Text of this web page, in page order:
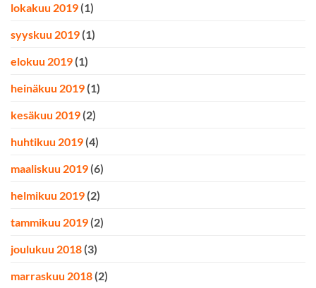
lokakuu 2019 (1)
syyskuu 2019 (1)
elokuu 2019 (1)
heinäkuu 2019 (1)
kesäkuu 2019 (2)
huhtikuu 2019 (4)
maaliskuu 2019 (6)
helmikuu 2019 (2)
tammikuu 2019 (2)
joulukuu 2018 (3)
marraskuu 2018 (2)